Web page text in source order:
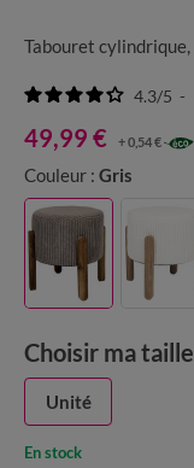
Tabouret cylindrique,
4.3/5 -
49,99 € + 0,54 €
Couleur : Gris
Choisir ma taille
Unité
En stock